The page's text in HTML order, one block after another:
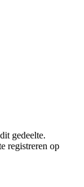
gedeelte.
registreren op